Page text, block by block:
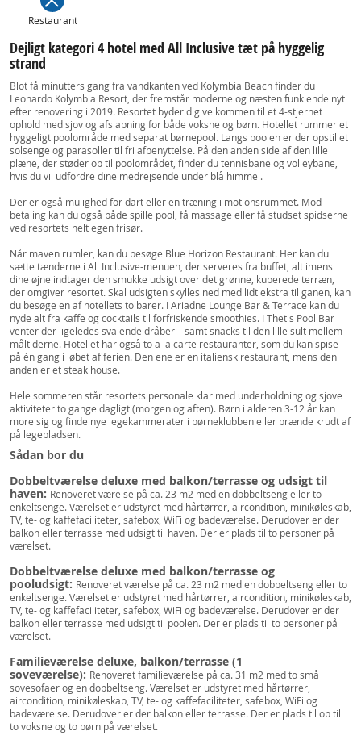
Restaurant
Dejligt kategori 4 hotel med All Inclusive tæt på hyggelig
strand
Blot få minutters gang fra vandkanten ved Kolymbia Beach finder du
Leonardo Kolymbia Resort, der fremstår moderne og næsten funklende nyt
efter renovering i 2019. Resortet byder dig velkommen til et 4-stjernet
ophold med sjov og afslapning for både voksne og børn. Hotellet rummer et
hyggeligt poolområde med separat børnepool. Langs poolen er der opstillet
solsenge og parasoller til fri afbenyttelse. På den anden side af den lille
plæne, der støder op til poolområdet, finder du tennisbane og volleybane,
hvis du vil udfordre dine medrejsende under blå himmel.
Der er også mulighed for dart eller en træning i motionsrummet. Mod
betaling kan du også både spille pool, få massage eller få studset spidserne
ved resortets helt egen frisør.
Når maven rumler, kan du besøge Blue Horizon Restaurant. Her kan du
sætte tænderne i All Inclusive-menuen, der serveres fra buffet, alt imens
dine øjne indtager den smukke udsigt over det grønne, kuperede terræn,
der omgiver resortet. Skal udsigten skylles ned med lidt ekstra til ganen, kan
du besøge en af hotellets to barer. I Ariadne Lounge Bar & Terrace kan du
nyde alt fra kaffe og cocktails til forfriskende smoothies. I Thetis Pool Bar
venter der ligeledes svalende dråber – samt snacks til den lille sult mellem
måltiderne. Hotellet har også to a la carte restauranter, som du kan spise
på én gang i løbet af ferien. Den ene er en italiensk restaurant, mens den
anden er et steak house.
Hele sommeren står resortets personale klar med underholdning og sjove
aktiviteter to gange dagligt (morgen og aften). Børn i alderen 3-12 år kan
more sig og finde nye legekammerater i børneklubben eller brænde krudt af
på legepladsen.
Sådan bor du
Dobbeltværelse deluxe med balkon/terrasse og udsigt til
haven: Renoveret værelse på ca. 23 m2 med en dobbeltseng eller to
enkeltsenge. Værelset er udstyret med hårtørrer, aircondition, minikøleskab,
TV, te- og kaffefaciliteter, safebox, WiFi og badeværelse. Derudover er der
balkon eller terrasse med udsigt til haven. Der er plads til to personer på
værelset.
Dobbeltværelse deluxe med balkon/terrasse og
pooludsigt: Renoveret værelse på ca. 23 m2 med en dobbeltseng eller to
enkeltsenge. Værelset er udstyret med hårtørrer, aircondition, minikøleskab,
TV, te- og kaffefaciliteter, safebox, WiFi og badeværelse. Derudover er der
balkon eller terrasse med udsigt til poolen. Der er plads til to personer på
værelset.
Familieværelse deluxe, balkon/terrasse (1
soveværelse): Renoveret familieværelse på ca. 31 m2 med to små
sovesofaer og en dobbeltseng. Værelset er udstyret med hårtørrer,
aircondition, minikøleskab, TV, te- og kaffefaciliteter, safebox, WiFi og
badeværelse. Derudover er der balkon eller terrasse. Der er plads til op til
to voksne og to børn på værelset.